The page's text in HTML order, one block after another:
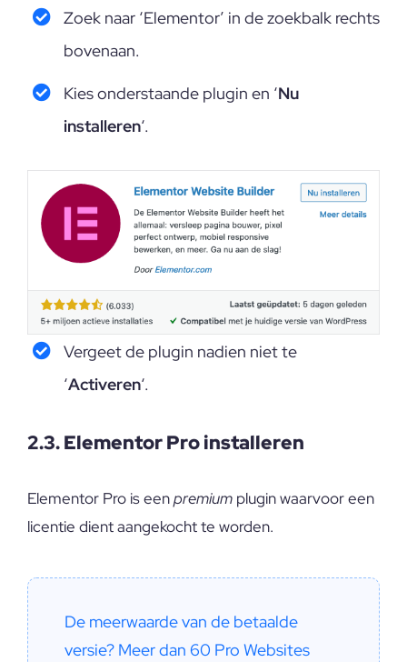
Zoek naar ‘Elementor’ in de zoekbalk rechts
bovenaan.
Kies onderstaande plugin en ‘Nu
installeren‘.
Vergeet de plugin nadien niet te
‘Activeren‘.
2.3. Elementor Pro installeren
Elementor Pro is eenpremium plugin waarvoor een
licentie dient aangekocht te worden.
De meerwaarde van de betaalde
versie? Meer dan 60 Pro Websites